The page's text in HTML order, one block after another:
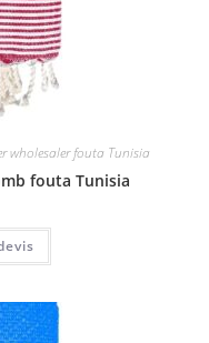
wholesaler fouta Tunisia
fouta Tunisia